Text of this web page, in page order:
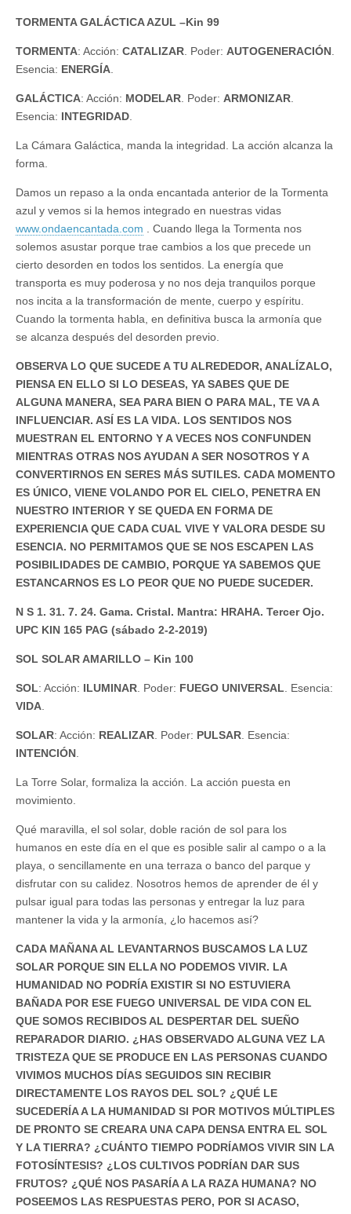
TORMENTA GALÁCTICA AZUL –Kin 99
TORMENTA: Acción: CATALIZAR . Poder: AUTOGENERACIÓN
Esencia: ENERGÍA
GALÁCTICA: Acción: MODELAR . Poder: ARMONIZAR
Esencia: INTEGRIDAD
La Cámara Galáctica, manda la integridad. La acción alcanza la
forma.
Damos un repaso a la onda encantada anterior de la Tormenta
azul y vemos si la hemos integrado en nuestras vidas
www.ondaencantada.com . Cuando llega la Tormenta nos
solemos asustar porque trae cambios a los que precede un
cierto desorden en todos los sentidos. La energía que
transporta es muy poderosa y no nos deja tranquilos porque
nos incita a la transformación de mente, cuerpo y espíritu.
Cuando la tormenta habla, en definitiva busca la armonía que
se alcanza después del desorden previo.
OBSERVA LO QUE SUCEDE A TU ALREDEDOR, ANALÍZALO,
PIENSA EN ELLO SI LO DESEAS, YA SABES QUE DE
ALGUNA MANERA, SEA PARA BIEN O PARA MAL, TE VA A
INFLUENCIAR. ASÍ ES LA VIDA. LOS SENTIDOS NOS
MUESTRAN EL ENTORNO Y A VECES NOS CONFUNDEN
MIENTRAS OTRAS NOS AYUDAN A SER NOSOTROS Y A
CONVERTIRNOS EN SERES MÁS SUTILES. CADA MOMENTO
ES ÚNICO, VIENE VOLANDO POR EL CIELO, PENETRA EN
NUESTRO INTERIOR Y SE QUEDA EN FORMA DE
EXPERIENCIA QUE CADA CUAL VIVE Y VALORA DESDE SU
ESENCIA. NO PERMITAMOS QUE SE NOS ESCAPEN LAS
POSIBILIDADES DE CAMBIO, PORQUE YA SABEMOS QUE
ESTANCARNOS ES LO PEOR QUE NO PUEDE SUCEDER.
N S 1. 31. 7. 24. Gama. Cristal. Mantra: HRAHA. Tercer Ojo.
UPC KIN 165 PAG (sábado 2-2-2019)
SOL SOLAR AMARILLO – Kin 100
SOL: Acción: ILUMINAR . Poder: FUEGO UNIVERSAL . Esencia:
VIDA
SOLAR: Acción: REALIZAR . Poder: PULSAR . Esencia:
INTENCIÓN
La Torre Solar, formaliza la acción. La acción puesta en
movimiento.
Qué maravilla, el sol solar, doble ración de sol para los
humanos en este día en el que es posible salir al campo o a la
playa, o sencillamente en una terraza o banco del parque y
disfrutar con su calidez. Nosotros hemos de aprender de él y
pulsar igual para todas las personas y entregar la luz para
mantener la vida y la armonía, ¿lo hacemos así?
CADA MAÑANA AL LEVANTARNOS BUSCAMOS LA LUZ
SOLAR PORQUE SIN ELLA NO PODEMOS VIVIR. LA
HUMANIDAD NO PODRÍA EXISTIR SI NO ESTUVIERA
BAÑADA POR ESE FUEGO UNIVERSAL DE VIDA CON EL
QUE SOMOS RECIBIDOS AL DESPERTAR DEL SUEÑO
REPARADOR DIARIO. ¿HAS OBSERVADO ALGUNA VEZ LA
TRISTEZA QUE SE PRODUCE EN LAS PERSONAS CUANDO
VIVIMOS MUCHOS DÍAS SEGUIDOS SIN RECIBIR
DIRECTAMENTE LOS RAYOS DEL SOL? ¿QUÉ LE
SUCEDERÍA A LA HUMANIDAD SI POR MOTIVOS MÚLTIPLES
DE PRONTO SE CREARA UNA CAPA DENSA ENTRA EL SOL
Y LA TIERRA? ¿CUÁNTO TIEMPO PODRÍAMOS VIVIR SIN LA
FOTOSÍNTESIS? ¿LOS CULTIVOS PODRÍAN DAR SUS
FRUTOS? ¿QUÉ NOS PASARÍA A LA RAZA HUMANA? NO
POSEEMOS LAS RESPUESTAS PERO, POR SI ACASO,